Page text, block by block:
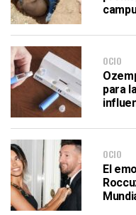
OCIO
para
OCIO
El